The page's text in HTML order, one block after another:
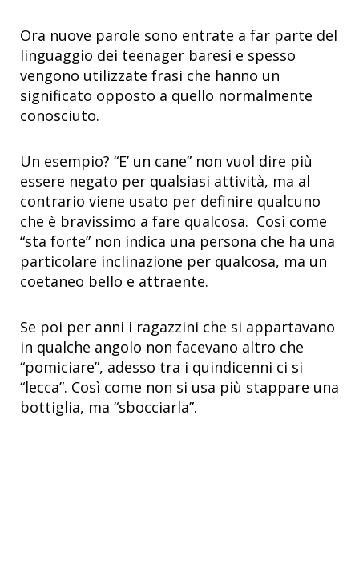
Ora nuove parole sono entrate a far parte del
linguaggio dei teenager baresi e spesso
vengono utilizzate frasi che hanno un
significato opposto a quello normalmente
conosciuto.
Un esempio? “E’ un cane” non vuol dire più
essere negato per qualsiasi attività, ma al
contrario viene usato per definire qualcuno
che è bravissimo a fare qualcosa. Così come
“sta forte” non indica una persona che ha una
particolare inclinazione per qualcosa, ma un
coetaneo bello e attraente.
Se poi per anni i ragazzini che si appartavano
in qualche angolo non facevano altro che
“pomiciare”, adesso tra i quindicenni ci si
“lecca”. Così come non si usa più stappare una
bottiglia, ma “sbocciarla”.